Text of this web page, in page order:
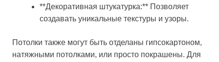
**Декоративная штукатурка:** Позволяет
создавать уникальные текстуры и узоры.
Потолки также могут быть отделаны гипсокартоном,
натяжными потолками, или просто покрашены. Для